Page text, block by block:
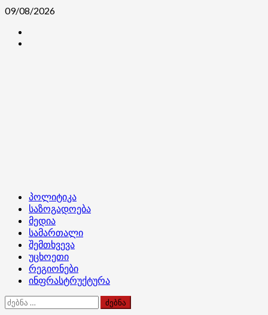
Skip
content
09/08/2026
Primary
Menu
პოლიტიკა
საზოგადოება
მედია
სამართალი
შემთხვევა
უცხოეთი
რეგიონები
ინფრასტრუქტურა
ძებნა: